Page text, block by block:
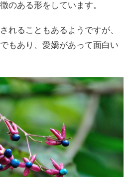
のある形をしています。
れることもあるようですが、
でもあり、愛嬌があって面白い